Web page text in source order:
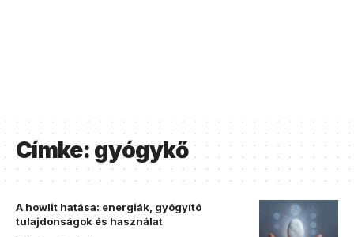
Címke: gyógykő
A howlit hatása: energiák, gyógyító
tulajdonságok és használat